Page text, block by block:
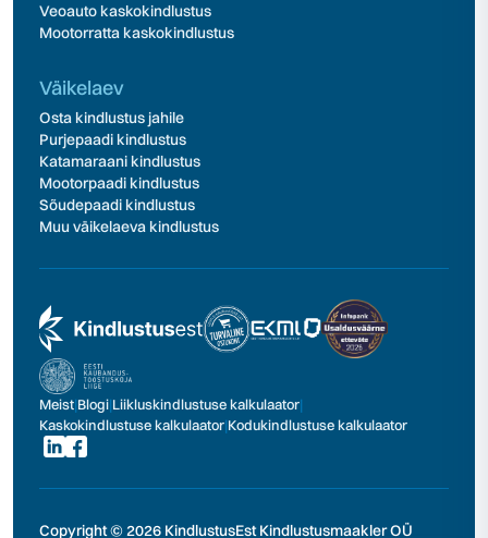
Veoauto kaskokindlustus
Mootorratta kaskokindlustus
Väikelaev
Osta kindlustus jahile
Purjepaadi kindlustus
Katamaraani kindlustus
Mootorpaadi kindlustus
Sõudepaadi kindlustus
Muu väikelaeva kindlustus
Meist|Blogi|Liikluskindlustuse kalkulaator|
Kaskokindlustuse kalkulaator|Kodukindlustuse kalkulaator
Copyright © 2026 KindlustusEst Kindlustusmaakler OÜ